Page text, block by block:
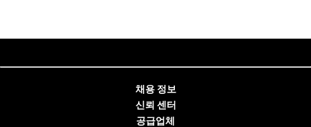
채용 정보
신뢰 센터
공급업체